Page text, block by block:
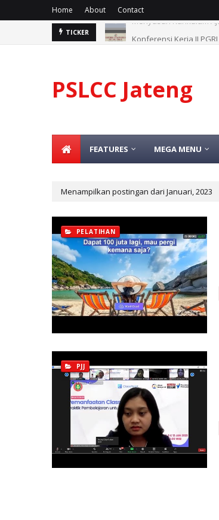
Home About Contact
TICKER
PSLCC Jateng
FEATURES MEGA MENU
Menampilkan postingan dari Januari, 2023
PELATIHAN
PJJ